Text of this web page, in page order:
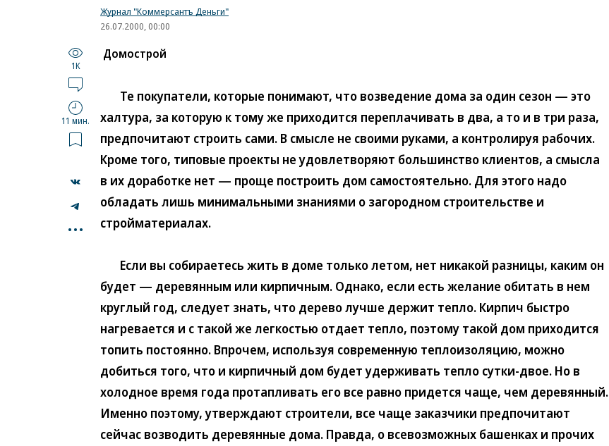
Журнал "Коммерсантъ Деньги"
26.07.2000, 00:00
1K
11 мин.
...
Домострой
Те покупатели, которые понимают, что возведение дома за один сезон — это
халтура, за которую к тому же приходится переплачивать в два, а то и в три раза,
предпочитают строить сами. В смысле не своими руками, а контролируя рабочих.
Кроме того, типовые проекты не удовлетворяют большинство клиентов, а смысла
в их доработке нет — проще построить дом самостоятельно. Для этого надо
обладать лишь минимальными знаниями о загородном строительстве и
стройматериалах.
Если вы собираетесь жить в доме только летом, нет никакой разницы, каким он
будет — деревянным или кирпичным. Однако, если есть желание обитать в нем
круглый год, следует знать, что дерево лучше держит тепло. Кирпич быстро
нагревается и с такой же легкостью отдает тепло, поэтому такой дом приходится
топить постоянно. Впрочем, используя современную теплоизоляцию, можно
добиться того, что и кирпичный дом будет удерживать тепло сутки-двое. Но в
холодное время года протапливать его все равно придется чаще, чем деревянный.
Именно поэтому, утверждают строители, все чаще заказчики предпочитают
сейчас возводить деревянные дома. Правда, о всевозможных башенках и прочих